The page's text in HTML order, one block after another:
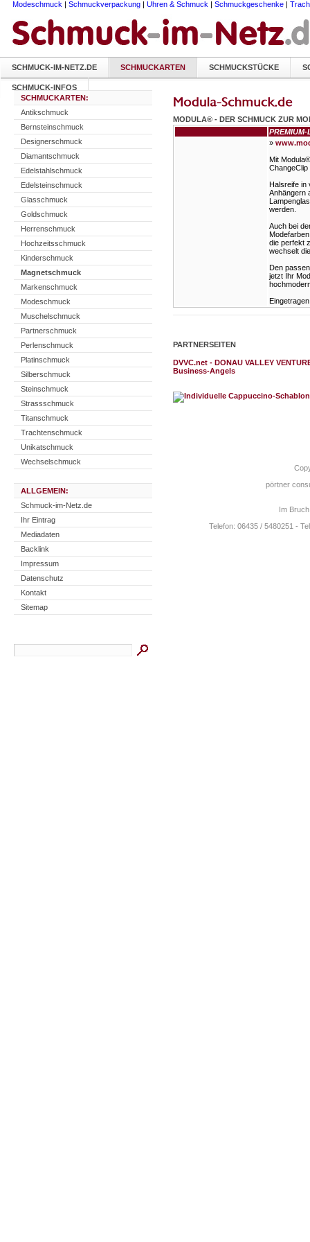
Modeschmuck | Schmuckverpackung | Uhren & Schmuck | Schmuckgeschenke |
SCHMUCK-IM-NETZ.DE SCHMUCKARTEN SCHMUCKSTÜCKE
SCHMUCK-INFOS
SCHMUCKARTEN:
Antikschmuck
Bernsteinschmuck
Designerschmuck
Diamantschmuck
Edelstahlschmuck
Edelsteinschmuck
Glasschmuck
Goldschmuck
Herrenschmuck
Hochzeitsschmuck
Kinderschmuck
Magnetschmuck
Markenschmuck
Modeschmuck
Muschelschmuck
Partnerschmuck
Perlenschmuck
Platinschmuck
Silberschmuck
Steinschmuck
Strassschmuck
Titanschmuck
Trachtenschmuck
Unikatschmuck
Wechselschmuck
ALLGEMEIN:
Schmuck-im-Netz.de
Ihr Eintrag
Mediadaten
Backlink
Impressum
Datenschutz
Kontakt
Sitemap
MODULA® - DER SCHMUCK ZUR
»
Mit
Halsreife in
Anhängern
werden.
Auch bei
die perfekt
wechselt
Den
jetzt Ihr
PARTNERSEITEN
DVVC.net - DONAU VALLEY
Business-Angels
pörtner
Im
Telefon: 06435 / 5480251 -